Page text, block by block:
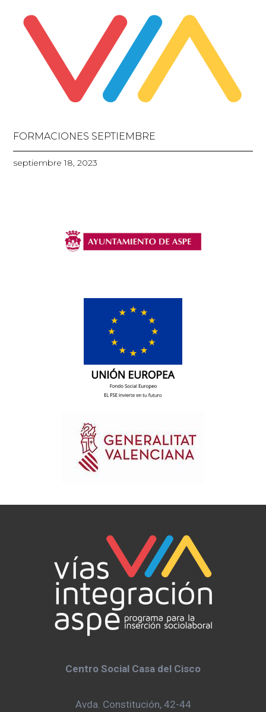
FORMACIONES SEPTIEMBRE
septiembre 18, 2023
Centro Social Casa del Cisco
Avda. Constitución, 42-44